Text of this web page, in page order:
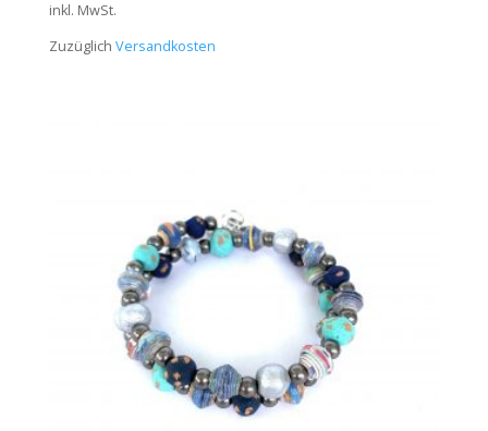
inkl. MwSt.
Zuzüglich Versandkosten